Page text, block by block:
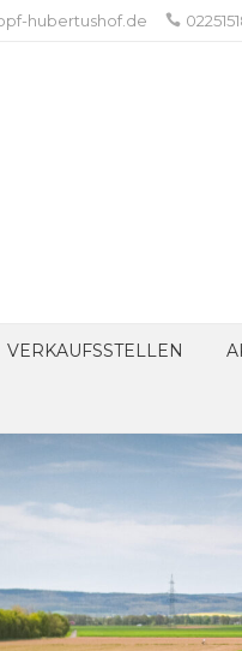
hubertushof.de
VERKAUFSSTELLEN